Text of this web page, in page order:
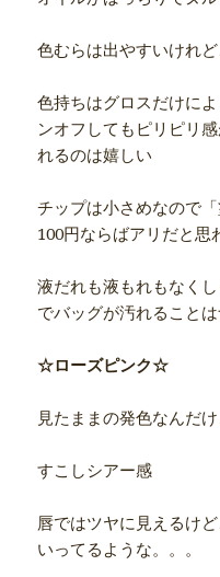
色むらは出やすいけれ
色持ちはグロスだけに
ンオフしてもピリピリ
れるのは嬉しい
チップは小さめなので
100円ならばアリだと思
液だれも液もれもなく
でバッグが汚れること
☆ローズピンク☆
見たままの発色なんだ
すこしシアー感
唇ではツヤに見えるけ
いってるような。。。